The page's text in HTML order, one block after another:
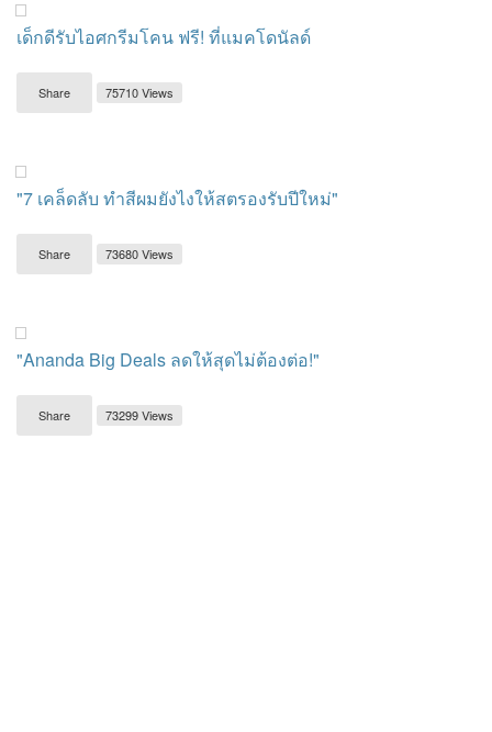
เด็กดีรับไอศกรีมโคน ฟรี! ที่แมคโดนัลด์
Share 75710 Views
"7 เคล็ดลับ ทำสีผมยังไงให้สตรองรับปีใหม่"
Share 73680 Views
"Ananda Big Deals ลดให้สุดไม่ต้องต่อ!"
Share 73299 Views